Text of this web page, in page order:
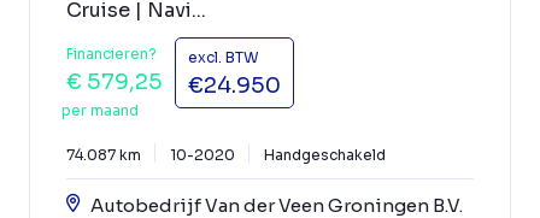
Cruise | Navi...
Financieren?
€ 579,25
per maand
excl. BTW
€24.950
74.087 km 10-2020 Handgeschakeld
Autobedrijf Van der Veen Groningen B.V.